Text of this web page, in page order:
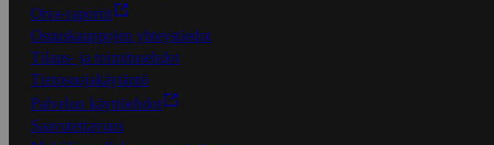
Oiva-raportit
Osuuskauppojen yhteystiedot
Tilaus- ja toimitusehdot
Tietosuojakäytäntö
Palvelun käyttöehdot
Saavutettavuus